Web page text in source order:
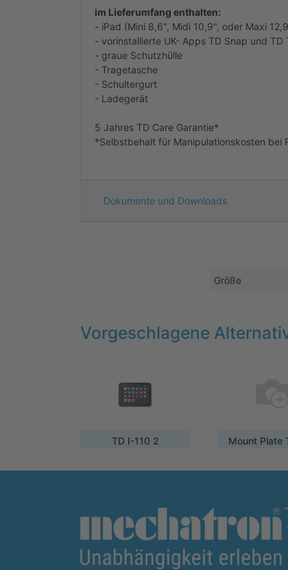
im Lieferumfang enthalten:
- iPad (Mini 8,6", Midi 10,9", oder Maxi
- vorinstallierte UK- Apps TD Snap und TD
- graue Schutzhülle
- Tragetasche
- Schultergurt
- Ladegerät
5 Jahres TD Care Garantie*
*Selbstbehalt für Manipulationskosten bei
Dokumente und Downloads
Größe
Vorgeschlagene
TD I-110 2